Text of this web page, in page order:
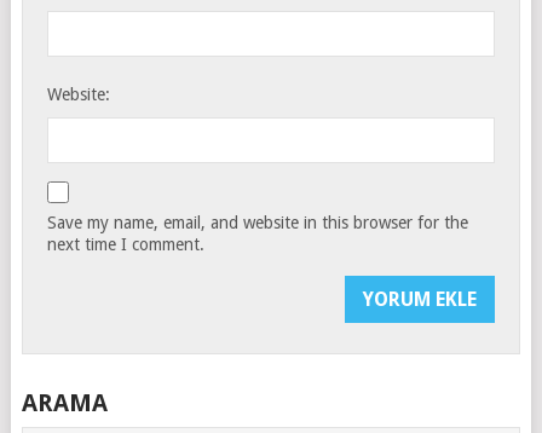
Website:
Save my name, email, and website in this browser for the
next time I comment.
ARAMA